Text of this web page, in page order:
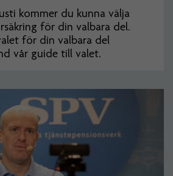
kommer du kunna välja
för din valbara del.
för din valbara del
vår guide till valet.